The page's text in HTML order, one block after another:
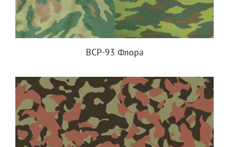
ВСР-93 Флора